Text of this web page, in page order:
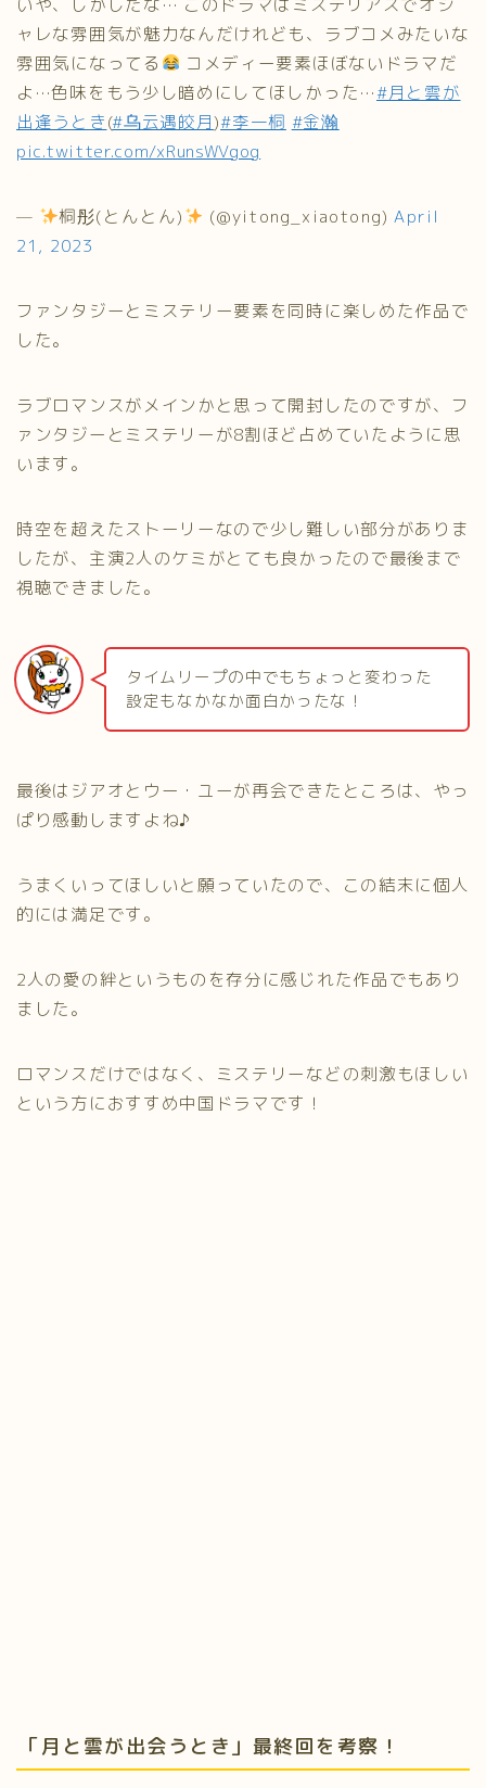
ャレな雰囲気が魅力なんだけれども、ラブコメみたいな
雰囲気になってる
コメディー要素ほぼないドラマだ
よ…色味をもう少し暗めにしてほしかった…#月と雲が
出逢うとき(#乌云遇皎月)#李一桐 #金瀚
pic.twitter.com/xRunsWVgog
— 桐彤(とんとん) (@yitong_xiaotong)April
21, 2023
ファンタジーとミステリー要素を同時に楽しめた作品で
した。
ラブロマンスがメインかと思って開封したのですが、フ
ァンタジーとミステリーが8割ほど占めていたように思
います。
時空を超えたストーリーなので少し難しい部分がありま
したが、主演2人のケミがとても良かったので最後まで
視聴できました。
タイムリープの中でもちょっと変わった
設定もなかなか面白かったな！
最後はジアオとウー・ユーが再会できたところは、やっ
ぱり感動しますよね♪
うまくいってほしいと願っていたので、この結末に個人
的には満足です。
2人の愛の絆というものを存分に感じれた作品でもあり
ました。
ロマンスだけではなく、ミステリーなどの刺激もほしい
という方におすすめ中国ドラマです！
「月と雲が出会うとき」最終回を考察！